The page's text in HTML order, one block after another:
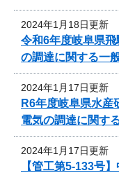
2024年1月18日更新
令和6年度岐阜県
の調達に関する一
2024年1月17日更新
R6年度岐阜県水産
電気の調達に関す
2024年1月17日更新
【管工第5-133号